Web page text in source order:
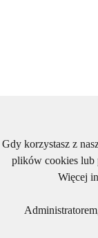
Gdy korzystasz z
plików cookies lub
Więcej